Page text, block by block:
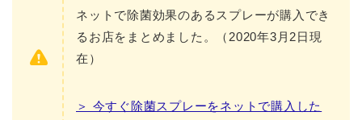
ネットで除菌効果のあるスプレーが購入でき
るお店をまとめました。（2020年3月2日現
在）
＞ 今すぐ除菌スプレーをネットで購入した